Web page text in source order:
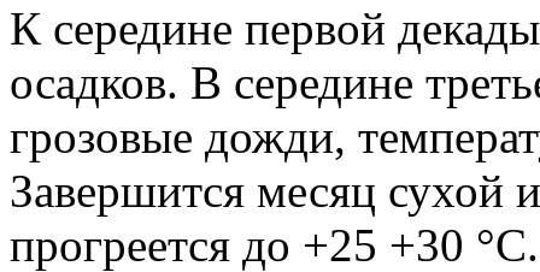
К середине первой
осадков. В середине
грозовые дожди,
Завершится месяц сухой
прогреется до +25 +30 °С.